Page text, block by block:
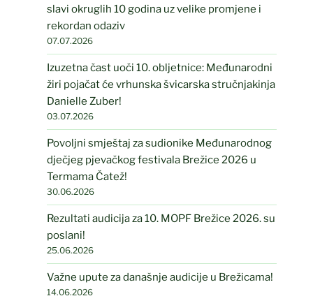
slavi okruglih 10 godina uz velike promjene i
rekordan odaziv
07.07.2026
Izuzetna čast uoči 10. obljetnice: Međunarodni
žiri pojačat će vrhunska švicarska stručnjakinja
Danielle Zuber!
03.07.2026
Povoljni smještaj za sudionike Međunarodnog
dječjeg pjevačkog festivala Brežice 2026 u
Termama Čatež!
30.06.2026
Rezultati audicija za 10. MOPF Brežice 2026. su
poslani!
25.06.2026
Važne upute za današnje audicije u Brežicama!
14.06.2026